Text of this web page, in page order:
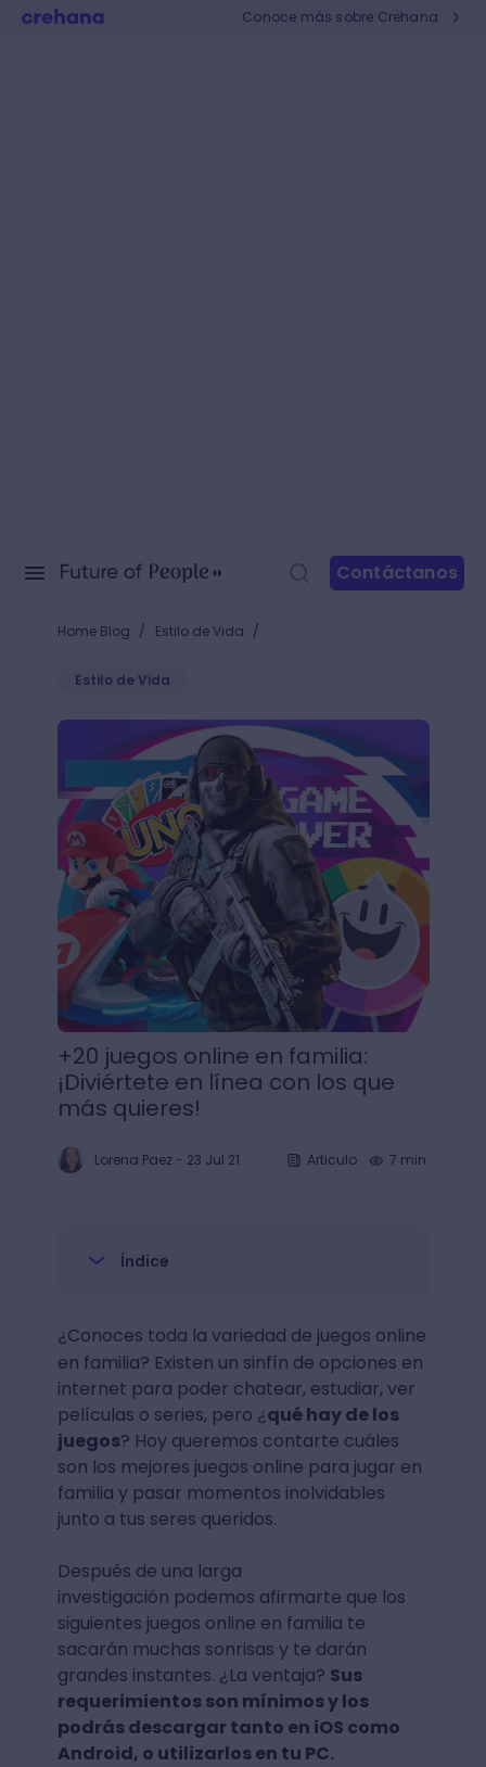
Conoce más sobre Crehana
Contáctanos
Home Blog / Estilo de Vida /
Estilo de Vida
+20 juegos online en familia: ¡Diviértete en línea
+20 juegos online en familia:
¡Diviértete en línea con los que
más quieres!
Lorena Paez- 23 Jul 21 Articulo 7 min.
Índice
¿Conoces toda la variedad de juegos online
en familia? Existen un sinfín de opciones en
internet para poder chatear, estudiar, ver
películas o series, pero ¿qué hay de los
juegos? Hoy queremos contarte cuáles
son los mejores juegos online para jugar en
familia y pasar momentos inolvidables
junto a tus seres queridos.
Después de una larga
investigación podemos afirmarte que los
siguientes juegos online en familia te
sacarán muchas sonrisas y te darán
grandes instantes. ¿La ventaja? Sus
requerimientos son mínimos y los
podrás descargar tanto en iOS como
Android, o utilizarlos en tu PC.